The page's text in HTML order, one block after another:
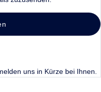
uns in Kürze bei Ihnen.